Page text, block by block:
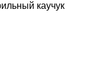
каучук